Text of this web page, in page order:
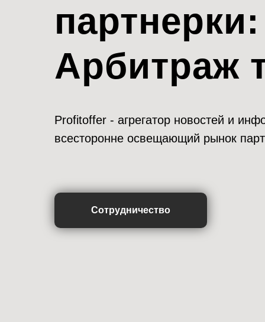
партнерки:
Арбитраж
Profitoffer - агрегатор новостей и
всесторонне освещающий рынок
Сотрудничество